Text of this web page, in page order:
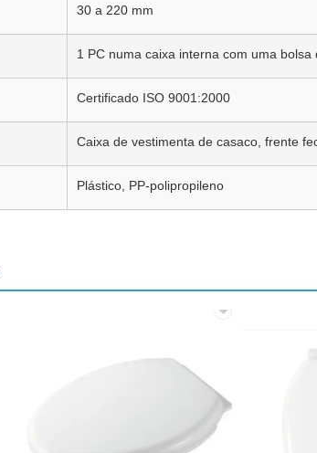
30 a 220 mm
1 PC numa caixa interna com uma
Certificado ISO 9001:2000
Caixa de vestimenta de casaco, frente
Plástico, PP-polipropileno